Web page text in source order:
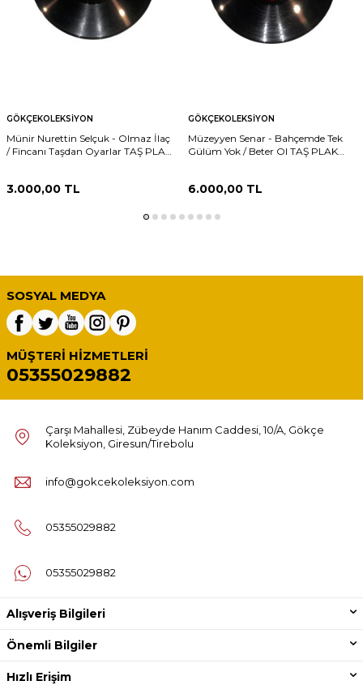
GÖKÇEKOLEKSIYON
Münir Nurettin Selçuk - Olmaz İlaç
/ Fincanı Taşdan Oyarlar TAŞ PLAK
3.000,00 TL
GÖKÇEKOLEKSIYON
Müzeyyen Senar - Bahçemde Tek
Gülüm Yok / Beter Ol TAŞ PLAK
6.000,00TL
SOSYAL MEDYA
MÜŞTERI HIZMETLERI
05355029882
Çarşı Mahallesi, Zübeyde Hanım Caddesi, 10/A, Gökçe
Koleksiyon, Giresun/Tirebolu
info@gokcekoleksiyon.com
05355029882
05355029882
Alışveriş Bilgileri
Önemli Bilgiler
Hızlı Erişim